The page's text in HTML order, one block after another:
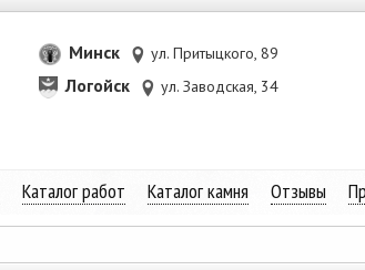
Минск ул. Притыцкого, 89
Логойск ул. Заводская, 34
Каталог работ Каталог камня Отзывы